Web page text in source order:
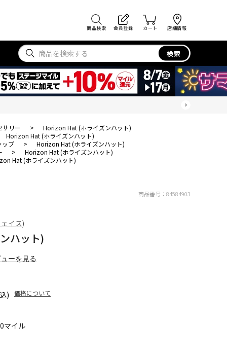
商品検索 会員登録 カート 店舗情報
検索
サリー >
Horizon Hat (ホライズンハット)
Horizon Hat (ホライズンハット)
ップ
>
Horizon Hat (ホライズンハット)
>
Horizon Hat (ホライズンハット)
Hat (ホライズンハット)
マイル
ハット)
ーを見る
) 価格について
商品番号： 84584903
イス)